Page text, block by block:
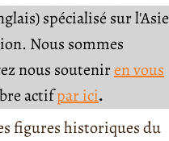
spécialisé sur l'Asie
Nous sommes
nous souteniren vous
actifpar ici.
figures historiques du